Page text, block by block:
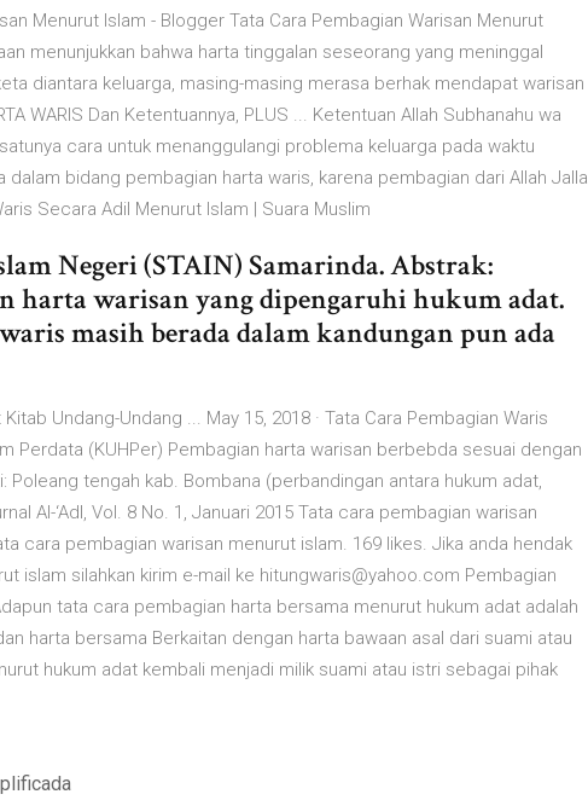
Menurut Islam - Blogger Tata Cara Pembagian Warisan Menurut
menunjukkan bahwa harta tinggalan seseorang yang meninggal
diantara keluarga, masing-masing merasa berhak mendapat warisan
WARIS Dan Ketentuannya, PLUS ... Ketentuan Allah Subhanahu wa
cara untuk menanggulangi problema keluarga pada waktu
dalam bidang pembagian harta waris, karena pembagian dari Allah Jalla
Secara Adil Menurut Islam | Suara Muslim
Negeri (STAIN) Samarinda. Abstrak:
harta warisan yang dipengaruhi hukum adat.
masih berada dalam kandungan pun ada
Undang-Undang ... May 15, 2018 · Tata Cara Pembagian Waris
Perdata (KUHPer) Pembagian harta warisan berbebda sesuai dengan
Poleang tengah kab. Bombana (perbandingan antara hukum adat,
Al-‘Adl, Vol. 8 No. 1, Januari 2015 Tata cara pembagian warisan
cara pembagian warisan menurut islam. 169 likes. Jika anda hendak
islam silahkan kirim e-mail ke hitungwaris@yahoo.com Pembagian
tata cara pembagian harta bersama menurut hukum adat adalah
harta bersama Berkaitan dengan harta bawaan asal dari suami atau
hukum adat kembali menjadi milik suami atau istri sebagai pihak